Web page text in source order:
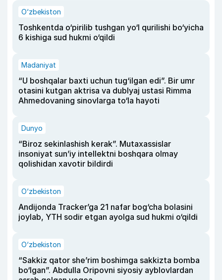
O‘zbekiston
Toshkentda o‘pirilib tushgan yo‘l qurilishi bo‘yicha
6 kishiga sud hukmi o‘qildi
Madaniyat
“U boshqalar baxti uchun tug‘ilgan edi”. Bir umr
otasini kutgan aktrisa va dublyaj ustasi Rimma
Ahmedovaning sinovlarga to‘la hayoti
Dunyo
“Biroz sekinlashish kerak”. Mutaxassislar
insoniyat sun’iy intellektni boshqara olmay
qolishidan xavotir bildirdi
O‘zbekiston
Andijonda Tracker’ga 21 nafar bog‘cha bolasini
joylab, YTH sodir etgan ayolga sud hukmi o‘qildi
O‘zbekiston
“Sakkiz qator she’rim boshimga sakkizta bomba
bo‘lgan”. Abdulla Oripovni siyosiy ayblovlardan